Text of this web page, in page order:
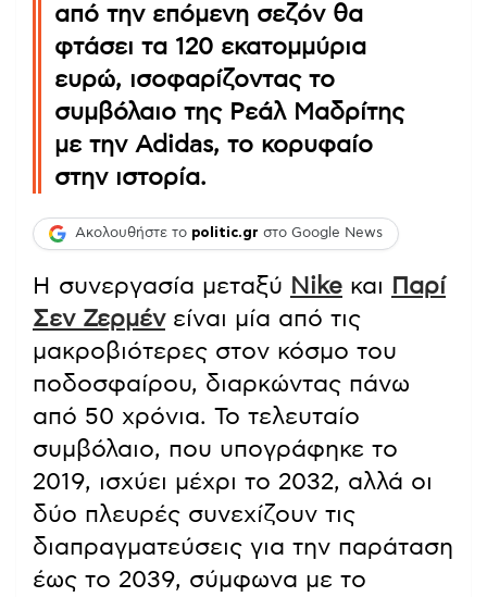
από την επόμενη σεζόν θα
φτάσει τα 120 εκατομμύρια
ευρώ, ισοφαρίζοντας το
συμβόλαιο της Ρεάλ Μαδρίτης
με την Adidas, το κορυφαίο
στην ιστορία.
Ακολουθήστε το politic.gr στο Google News
Η συνεργασία μεταξύ Nike και
Παρί
Σεν Ζερμένείναι μία από τις
μακροβιότερες στον κόσμο του
ποδοσφαίρου, διαρκώντας πάνω
από 50 χρόνια. Το τελευταίο
συμβόλαιο, που υπογράφηκε το
2019, ισχύει μέχρι το 2032, αλλά οι
δύο πλευρές συνεχίζουν τις
διαπραγματεύσεις για την παράταση
έως το 2039, σύμφωνα με το